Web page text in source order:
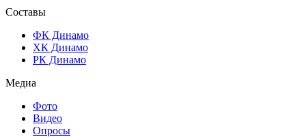
Составы
ФК Динамо
ХК Динамо
РК Динамо
Медиа
Фото
Видео
Опросы